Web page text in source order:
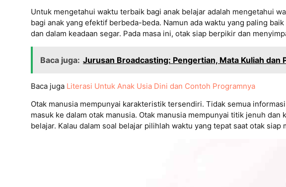
Untuk mengetahui waktu terbaik bagi anak belajar adalah mengetahui
bagi anak yang efektif berbeda-beda. Namun ada waktu yang paling
dan dalam keadaan segar. Pada masa ini, otak siap berpikir dan
Baca juga: Jurusan Broadcasting: Pengertian, Mata Kuliah dan
Baca juga Literasi Untuk Anak Usia Dini dan Contoh Programnya
Otak manusia mempunyai karakteristik tersendiri. Tidak semua
masuk ke dalam otak manusia. Otak manusia mempunyai titik jenuh
belajar. Kalau dalam soal belajar pilihlah waktu yang tepat saat otak siap